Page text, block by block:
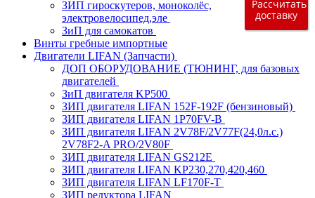
ЗИП гироскутеров, моноколёс,
электровелосипед,эле
ЗиП для самокатов
Винты гребные импортные
Двигатели LIFAN (Запчасти)
ДОП ОБОРУДОВАНИЕ (ТЮНИНГ, для базовых
двигателей
ЗиП двигателя KP500
ЗИП двигателя LIFAN 152F-192F (бензиновый)
ЗИП двигателя LIFAN 1P70FV-B
ЗИП двигателя LIFAN 2V78F/2V77F(24,0л.с.)
2V78F2-A PRO/2V80F
ЗИП двигателя LIFAN GS212E
ЗИП двигателя LIFAN KP230,270,420,460
ЗИП двигателя LIFAN LF170F-T
ЗИП редуктора LIFAN
Рассчитать
доставку